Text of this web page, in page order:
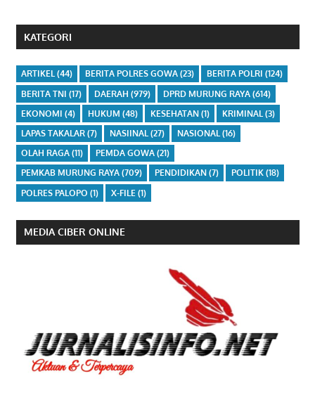
KATEGORI
ARTIKEL(44) BERITA POLRES GOWA(23) BERITA POLRI (124)
BERITA TNI (17) DAERAH (979) DPRD MURUNG RAYA(614)
EKONOMI (4) HUKUM (48) KESEHATAN(1) KRIMINAL(3)
LAPAS TAKALAR(7) NASIINAL(27) NASIONAL(16)
OLAH RAGA(11) PEMDA GOWA(21)
PEMKAB MURUNG RAYA(709) PENDIDIKAN(7) POLITIK(18)
POLRES PALOPO (1) X-FILE (1)
MEDIA CIBER ONLINE